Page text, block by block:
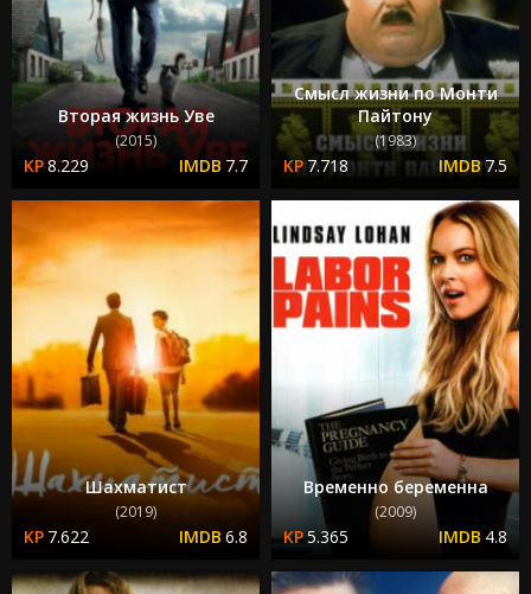
Вторая жизнь Уве
(2015)
8.229 7.7
Смысл жизни по Монти
Пайтону
(1983)
7.718 7.5
Шахматист
(2019)
7.622 6.8
Временно беременна
(2009)
5.365 4.8